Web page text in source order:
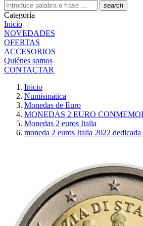
search
Categoría
Inicio
NOVEDADES
OFERTAS
ACCESORIOS
Quiénes somos
CONTACTAR
Inicio
Numismatica
Monedas de Euro
MONEDAS 2 EURO
Monedas 2 euros Italia
moneda 2 euros Italia 2022